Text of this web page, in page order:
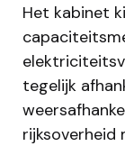
Het kabinet
tegelijk
rijksoverheid